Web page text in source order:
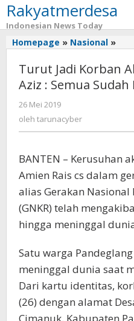
Lewati
ke
konten
Rakyatmerdesa
Indonesian News Today
Homepage » Nasional »
Aksi
22
Aziz
Turut Jadi Korban
Aziz : Semua Sudah
26 Mei 2019
tarunacyber
oleh tarunacyber
BANTEN – Kerusuhan
Amien Rais cs dalam
alias Gerakan Nasional
(GNKR) telah
hingga meninggal
Satu warga
meninggal dunia saat
Dari kartu identitas,
(26) dengan alamat